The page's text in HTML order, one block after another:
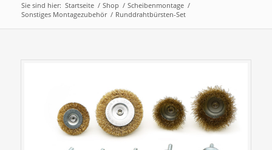
Sie sind hier: Startseite / Shop / Scheibenmontage /
Sonstiges Montagezubehör / Runddrahtbürsten-Set